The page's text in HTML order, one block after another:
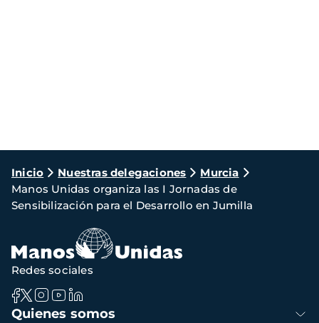
Ruta
de
navegación
Inicio Nuestras delegaciones
Murcia
Manos Unidas organiza las I Jornadas de
Sensibilización para el Desarrollo en Jumilla
Navegación
Quienes somos
Redes sociales